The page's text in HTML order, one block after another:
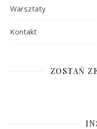
Warsztaty
Kontakt
ZOSTAŃ